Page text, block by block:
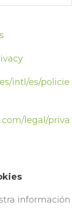
intl/es/policie
legal/priva
información